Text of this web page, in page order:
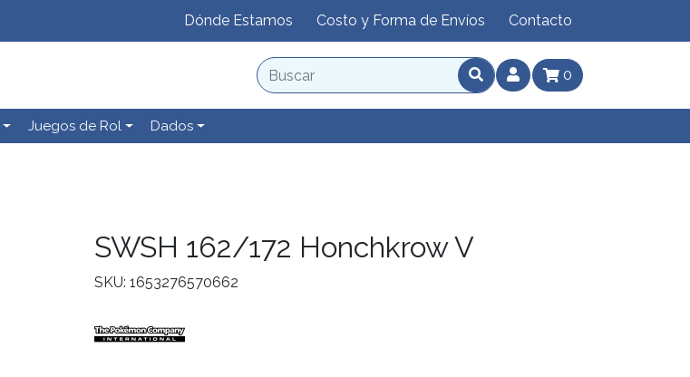
Dónde Estamos Costo y Forma de Envíos Contacto
0
Juegos de Rol Dados
SWSH 162/172 Honchkrow V
SKU: 1653276570662